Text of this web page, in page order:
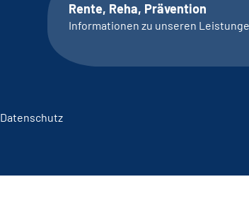
Rente, Reha, Prävention
Informationen zu unseren
Datenschutz